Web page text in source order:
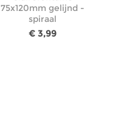
75x120mm gelijnd -
spiraal
€ 3,99